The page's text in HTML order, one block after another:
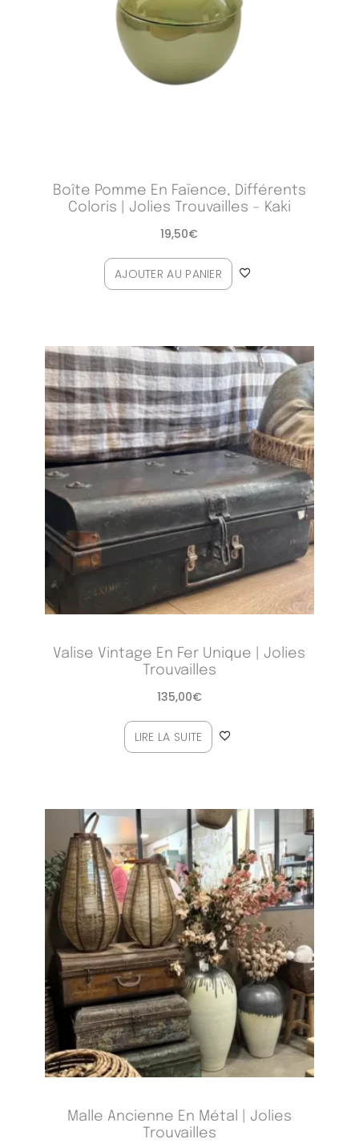
Boîte Pomme En Faïence, Différents
Coloris | Jolies Trouvailles – Kaki
19,50€
AJOUTER AU PANIER
Valise Vintage En Fer Unique | Jolies
Trouvailles
135,00€
LIRE LA SUITE
Malle Ancienne En Métal | Jolies
Trouvailles